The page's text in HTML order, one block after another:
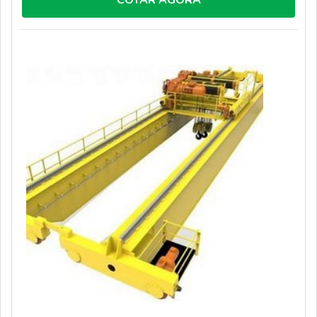
altamente qualificada, chega até a JRM. É possível
encontrar inspeções de lingas e talhas elétricas de cabo
fidelização do cliente.Não obstante, quando falamos em
gancho ponte rolante, na essência da empresa, a mesma
deve prezar pelos produtos e serviços com ótima
qualidade e assertividade, pontos importantes que ficam
de fora no planejamento de empresas que visam apenas
o lucro, deixando a desejar nos outros fatores.É
importante lembrar que o serviço deve sempre ser
prestado por empresas especializadas no segmento.
Esse tipo de cuidado ajuda a garantir a qualidade e
assertividade do serviço, além de evitar prejuízos com
imprevistos e execuções mal elaboradas. Assim, é
possível poupar gastos desnecessários.Existem
diversos motivos para a JRM ter se tornado destaque
quando pensamos em uma empresa que entrega
confiança e serviços de qualidade. Alguns desses